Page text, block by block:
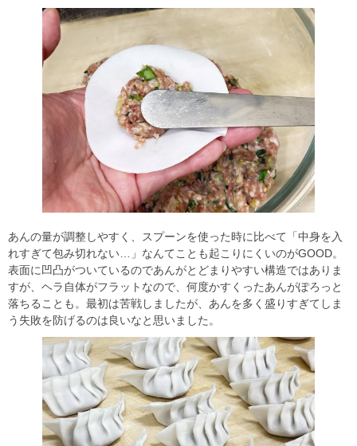
あんの量が調整しやすく、スプーンを使った時に比べて「中身を入
れすぎて包み切れない…」なんてことも起こりにくいのがGOOD。
表面に凹凸がついているのであんがとどまりやすい構造ではありま
すが、ヘラ自体がフラットなので、何度かすくったあんがぽろっと
落ちることも。最初は苦戦しましたが、あんを多く盛りすぎてしま
う失敗を防げるのは良いなと思いました。